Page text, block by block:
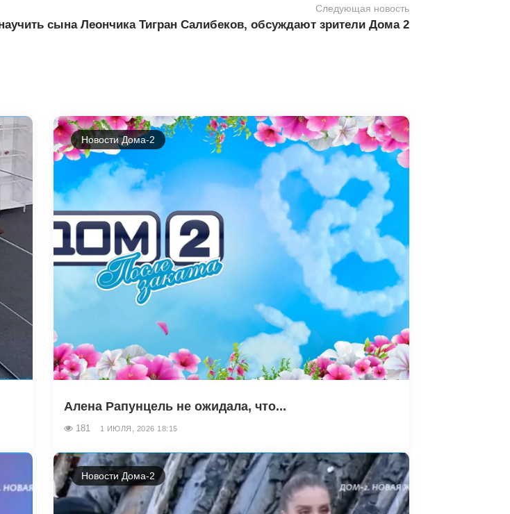
Следующая новость
сына Леончика Тигран Салибеков, обсуждают зрители Дома 2
Новости Дома-2
Алена Рапунцель не ожидала, что...
181 1 ИЮЛЯ, 2026 18:15
Новости Дома-2